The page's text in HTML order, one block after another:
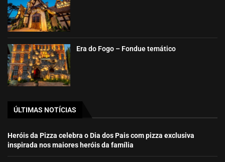
Era do Fogo – Fondue temático
ÚLTIMAS NOTÍCIAS
Heróis da Pizza celebra o Dia dos Pais com pizza exclusiva
inspirada nos maiores heróis da família